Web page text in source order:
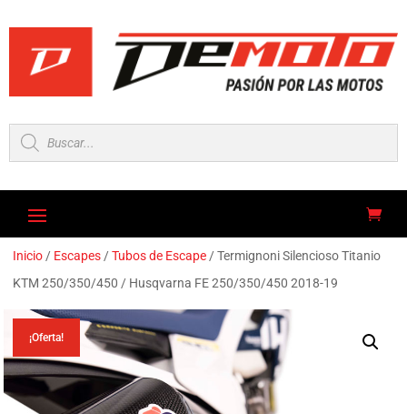
Búsqueda
de
productos
Inicio / Escapes /Tubos de Escape / Termignoni Silencioso Titanio
KTM 250/350/450 / Husqvarna FE 250/350/450 2018-19
¡Oferta!